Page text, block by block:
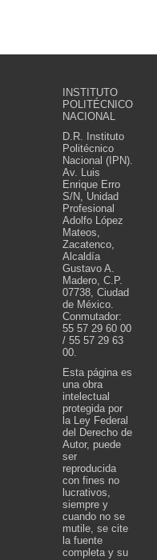
INSTITUTO
POLITÉCNICO
NACIONAL
D.R. Instituto
Politécnico
Nacional (IPN).
Av. Luis
Enrique Erro
S/N, Unidad
Profesional
Adolfo López
Mateos,
Zacatenco,
Alcaldía
Gustavo A.
Madero, C.P.
07738, Ciudad
de México.
Conmutador:
55 57 29 60 00
/ 55 57 29 63
00.
Esta página es
una obra
intelectual
protegida por
la Ley Federal
del Derecho de
Autor, puede
ser
reproducida
con fines no
lucrativos,
siempre y
cuando no se
mutile, se cite
la fuente
completa y su